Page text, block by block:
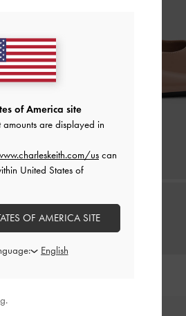
of America site
amounts are displayed in
us can
United States of
OF AMERICA SITE